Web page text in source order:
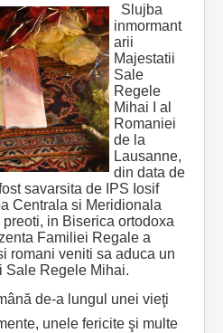
Slujba
inmormant
arii
Majestatii
Sale
Regele
Mihai I al
Romaniei
de la
Lausanne,
din data de
savarsita de IPS Iosif
Centrala si Meridionala
in Biserica ortodoxa
Familiei Regale a
romani veniti sa aduca un
Sale Regele Mihai.
de-a lungul unei vieţi
unele fericite şi multe